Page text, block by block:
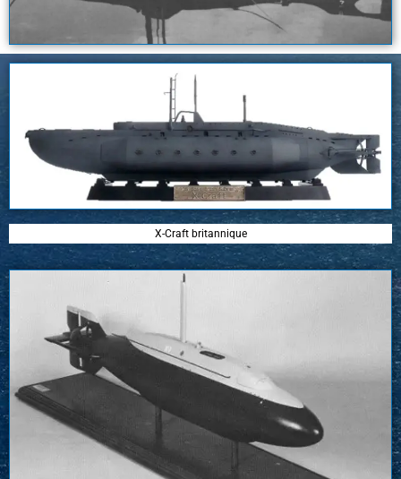
X-Craft britannique